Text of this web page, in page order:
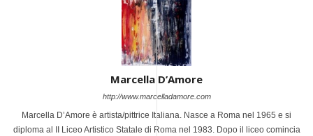
Marcella D’Amore
http://www.marcelladamore.com
Marcella D’Amore è artista/pittrice Italiana. Nasce a Roma nel 1965 e si
diploma al II Liceo Artistico Statale di Roma nel 1983. Dopo il liceo comincia